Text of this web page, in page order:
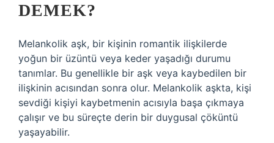
DEMEK?
Melankolik aşk, bir kişinin romantik ilişkilerde
yoğun bir üzüntü veya keder yaşadığı durumu
tanımlar. Bu genellikle bir aşk veya kaybedilen bir
ilişkinin acısından sonra olur. Melankolik aşkta, kişi
sevdiği kişiyi kaybetmenin acısıyla başa çıkmaya
çalışır ve bu süreçte derin bir duygusal çöküntü
yaşayabilir.